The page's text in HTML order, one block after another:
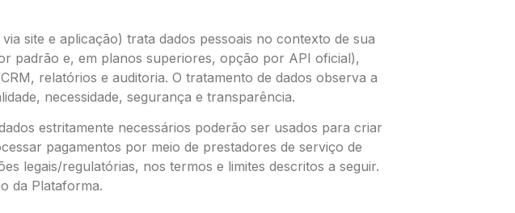
site e aplicação) trata dados pessoais no contexto de sua
padrão e, em planos superiores, opção por API oficial),
relatórios e auditoria. O tratamento de dados observa a
necessidade, segurança e transparência.
estritamente necessários poderão ser usados para criar
pagamentos por meio de prestadores de serviço de
legais/regulatórias, nos termos e limites descritos a seguir.
da Plataforma.